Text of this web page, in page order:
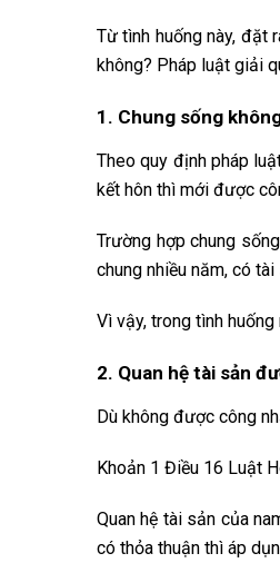
Từ tình huống này, đặt
không? Pháp luật giải
1. Chung sống
Theo quy định pháp
kết hôn thì mới được
Trường hợp chung
chung nhiều năm, có
Vì vậy, trong tình
2. Quan hệ tài sản
Dù không được công
Khoản 1 Điều 16 Luật
Quan hệ tài sản của
có thỏa thuận thì áp